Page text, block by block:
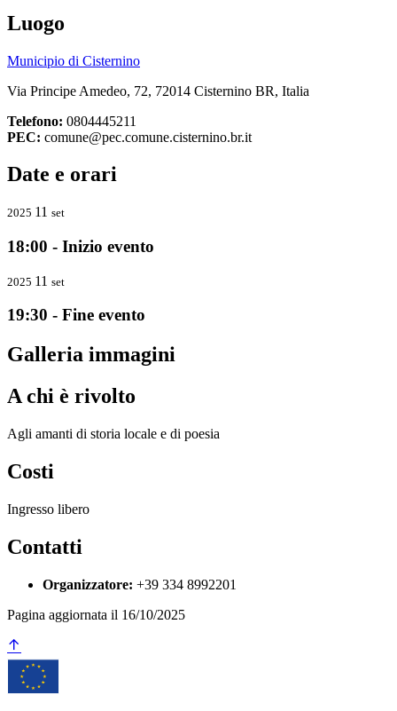
Luogo
Municipio di Cisternino
Via Principe Amedeo, 72, 72014 Cisternino BR, Italia
Telefono: 0804445211
PEC: comune@pec.comune.cisternino.br.it
Date e orari
2025 11 set
18:00 - Inizio evento
2025 11 set
19:30 - Fine evento
Galleria immagini
A chi è rivolto
Agli amanti di storia locale e di poesia
Costi
Ingresso libero
Contatti
Organizzatore: +39 334 8992201
Pagina aggiornata il 16/10/2025